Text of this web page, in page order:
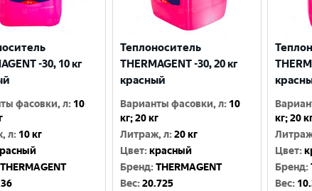
-30, 10 кг
фасовки, л: 10
л: 10 кг
THERMAGENT
Теплоноситель
THERMAGENT -30, 20 кг
красный
Варианты фасовки, л: 10
кг; 20 кг
Литраж, л:20 кг
Цвет:красный
Бренд:THERMAGENT
Вес:20.725
кг; 20
Цвет:
Бренд:
Вес: